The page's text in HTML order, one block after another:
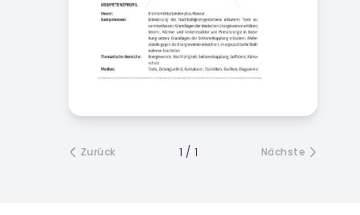
Zurück 1 / 1 Nächste